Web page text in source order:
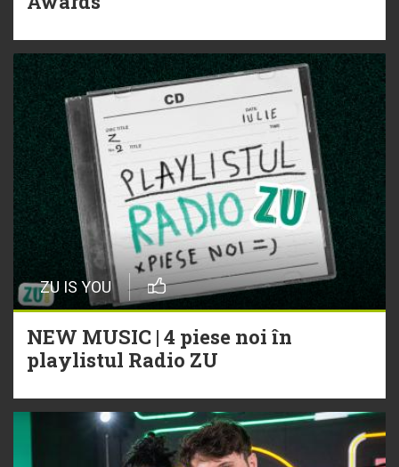
ZU IS YOU
NEW MUSIC | 4 piese noi în
playlistul Radio ZU